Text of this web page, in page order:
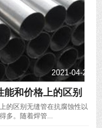
2021-04-21
和价格上的区别
的区别无缝管在抗腐蚀性以
多。随着焊管...